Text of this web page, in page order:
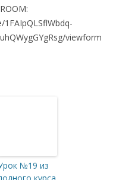
viewform
№19 из